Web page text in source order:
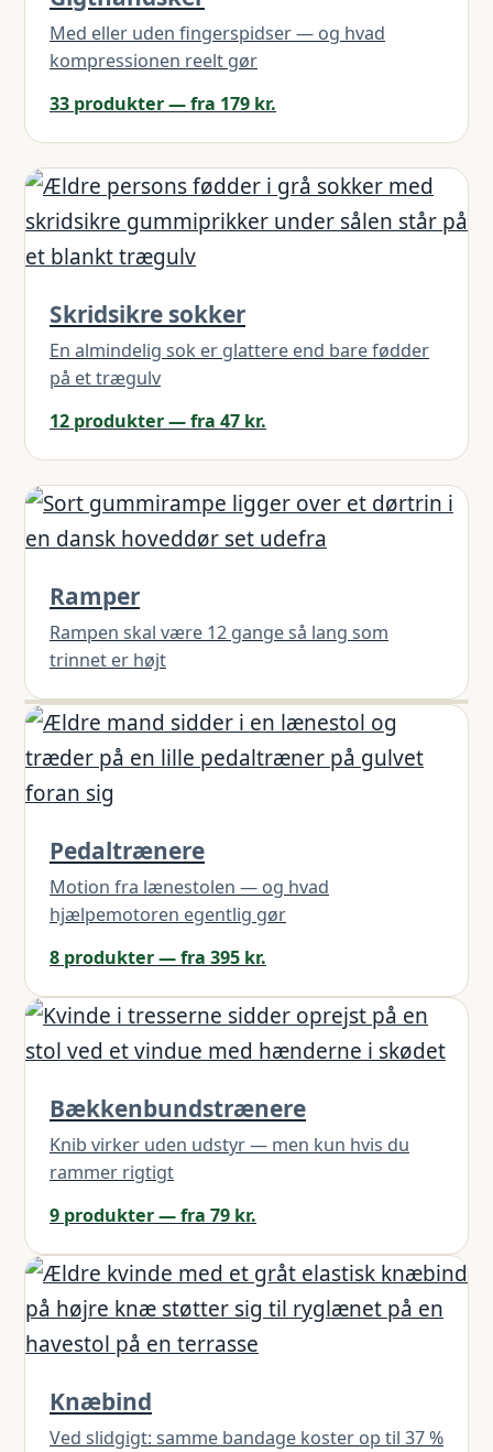
Med eller uden fingerspidser — og hvad
kompressionen reelt gør
33 produkter — fra 179 kr.
Skridsikre sokker
En almindelig sok er glattere end bare fødder
på et trægulv
12 produkter — fra 47 kr.
Ramper
Rampen skal være 12 gange så lang som
trinnet er højt
Pedaltrænere
Motion fra lænestolen — og hvad
hjælpemotoren egentlig gør
8 produkter — fra 395 kr.
Bækkenbundstrænere
Knib virker uden udstyr — men kun hvis du
rammer rigtigt
9 produkter — fra 79 kr.
Knæbind
Ved slidgigt: samme bandage koster op til 37 %